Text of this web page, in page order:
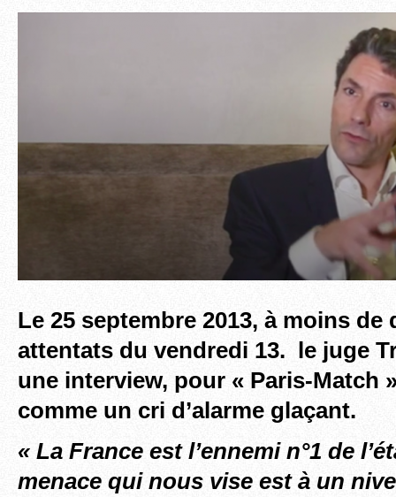
Le 25 septembre 2013, à moins de
attentats du vendredi 13. le juge
une interview, pour « Paris-Match
comme un cri d’alarme glaçant.
« La France est l’ennemi n°1 de
menace qui nous vise est à un